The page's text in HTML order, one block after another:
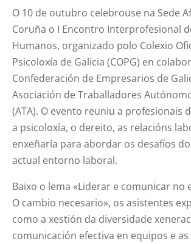
O 10 de outubro celebrouse na Sede
Coruña o I Encontro Interprofesional
Humanos, organizado polo Colexio
Psicoloxía de Galicia (COPG) en
Confederación de Empresarios de
Asociación de Traballadores
(ATA). O evento reuniu a profesionais
a psicoloxía, o dereito, as relacións
enxeñaría para abordar os desafíos
actual entorno laboral.
Baixo o lema «Liderar e comunicar no
O cambio necesario», os asistentes
como a xestión da diversidade
comunicación efectiva en equipos e